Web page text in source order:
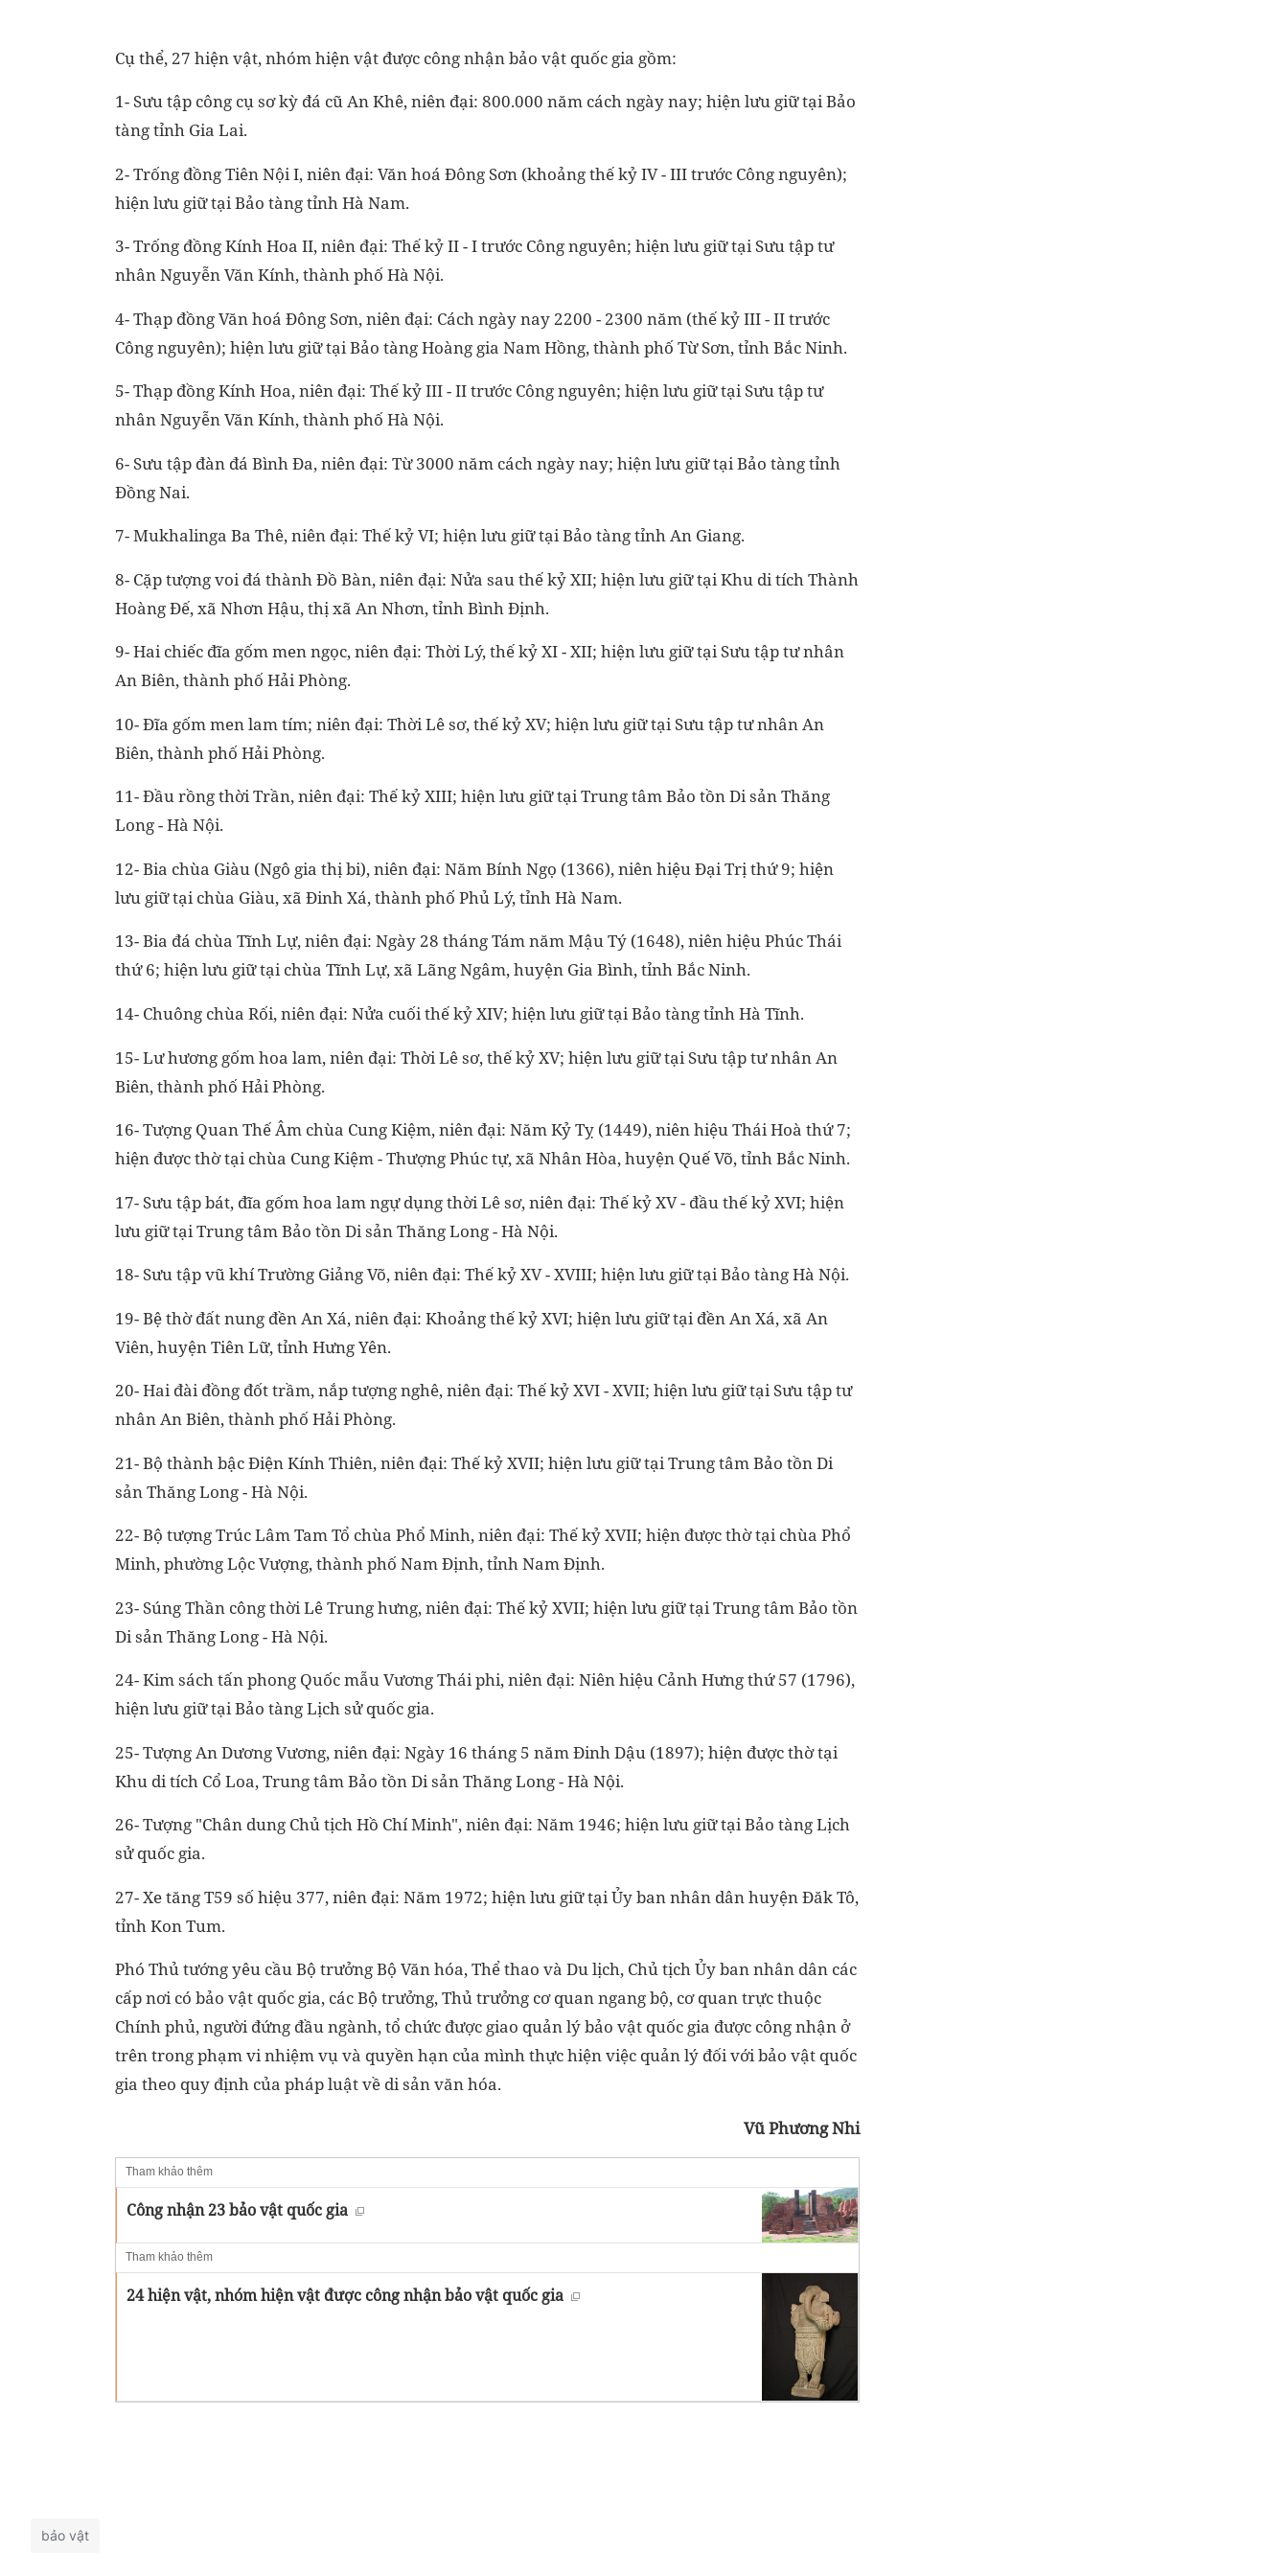
Cụ thể, 27 hiện vật, nhóm hiện vật được công nhận bảo vật quốc gia gồm:
1- Sưu tập công cụ sơ kỳ đá cũ An Khê, niên đại: 800.000 năm cách ngày nay; hiện lưu giữ tại Bảo
tàng tỉnh Gia Lai.
2- Trống đồng Tiên Nội I, niên đại: Văn hoá Đông Sơn (khoảng thế kỷ IV - III trước Công nguyên);
hiện lưu giữ tại Bảo tàng tỉnh Hà Nam.
3- Trống đồng Kính Hoa II, niên đại: Thế kỷ II - I trước Công nguyên; hiện lưu giữ tại Sưu tập tư
nhân Nguyễn Văn Kính, thành phố Hà Nội.
4- Thạp đồng Văn hoá Đông Sơn, niên đại: Cách ngày nay 2200 - 2300 năm (thế kỷ III - II trước
Công nguyên); hiện lưu giữ tại Bảo tàng Hoàng gia Nam Hồng, thành phố Từ Sơn, tỉnh Bắc Ninh.
5- Thạp đồng Kính Hoa, niên đại: Thế kỷ III - II trước Công nguyên; hiện lưu giữ tại Sưu tập tư
nhân Nguyễn Văn Kính, thành phố Hà Nội.
6- Sưu tập đàn đá Bình Đa, niên đại: Từ 3000 năm cách ngày nay; hiện lưu giữ tại Bảo tàng tỉnh
Đồng Nai.
7- Mukhalinga Ba Thê, niên đại: Thế kỷ VI; hiện lưu giữ tại Bảo tàng tỉnh An Giang.
8- Cặp tượng voi đá thành Đồ Bàn, niên đại: Nửa sau thế kỷ XII; hiện lưu giữ tại Khu di tích Thành
Hoàng Đế, xã Nhơn Hậu, thị xã An Nhơn, tỉnh Bình Định.
9- Hai chiếc đĩa gốm men ngọc, niên đại: Thời Lý, thế kỷ XI - XII; hiện lưu giữ tại Sưu tập tư nhân
An Biên, thành phố Hải Phòng.
10- Đĩa gốm men lam tím; niên đại: Thời Lê sơ, thế kỷ XV; hiện lưu giữ tại Sưu tập tư nhân An
Biên, thành phố Hải Phòng.
11- Đầu rồng thời Trần, niên đại: Thế kỷ XIII; hiện lưu giữ tại Trung tâm Bảo tồn Di sản Thăng
Long - Hà Nội.
12- Bia chùa Giàu (Ngô gia thị bi), niên đại: Năm Bính Ngọ (1366), niên hiệu Đại Trị thứ 9; hiện
lưu giữ tại chùa Giàu, xã Đinh Xá, thành phố Phủ Lý, tỉnh Hà Nam.
13- Bia đá chùa Tĩnh Lự, niên đại: Ngày 28 tháng Tám năm Mậu Tý (1648), niên hiệu Phúc Thái
thứ 6; hiện lưu giữ tại chùa Tĩnh Lự, xã Lãng Ngâm, huyện Gia Bình, tỉnh Bắc Ninh.
14- Chuông chùa Rối, niên đại: Nửa cuối thế kỷ XIV; hiện lưu giữ tại Bảo tàng tỉnh Hà Tĩnh.
15- Lư hương gốm hoa lam, niên đại: Thời Lê sơ, thế kỷ XV; hiện lưu giữ tại Sưu tập tư nhân An
Biên, thành phố Hải Phòng.
16- Tượng Quan Thế Âm chùa Cung Kiệm, niên đại: Năm Kỷ Tỵ (1449), niên hiệu Thái Hoà thứ 7;
hiện được thờ tại chùa Cung Kiệm - Thượng Phúc tự, xã Nhân Hòa, huyện Quế Võ, tỉnh Bắc Ninh.
17- Sưu tập bát, đĩa gốm hoa lam ngự dụng thời Lê sơ, niên đại: Thế kỷ XV - đầu thế kỷ XVI; hiện
lưu giữ tại Trung tâm Bảo tồn Di sản Thăng Long - Hà Nội.
18- Sưu tập vũ khí Trường Giảng Võ, niên đại: Thế kỷ XV - XVIII; hiện lưu giữ tại Bảo tàng Hà Nội.
19- Bệ thờ đất nung đền An Xá, niên đại: Khoảng thế kỷ XVI; hiện lưu giữ tại đền An Xá, xã An
Viên, huyện Tiên Lữ, tỉnh Hưng Yên.
20- Hai đài đồng đốt trầm, nắp tượng nghê, niên đại: Thế kỷ XVI - XVII; hiện lưu giữ tại Sưu tập tư
nhân An Biên, thành phố Hải Phòng.
21- Bộ thành bậc Điện Kính Thiên, niên đại: Thế kỷ XVII; hiện lưu giữ tại Trung tâm Bảo tồn Di
sản Thăng Long - Hà Nội.
22- Bộ tượng Trúc Lâm Tam Tổ chùa Phổ Minh, niên đại: Thế kỷ XVII; hiện được thờ tại chùa Phổ
Minh, phường Lộc Vượng, thành phố Nam Định, tỉnh Nam Định.
23- Súng Thần công thời Lê Trung hưng, niên đại: Thế kỷ XVII; hiện lưu giữ tại Trung tâm Bảo tồn
Di sản Thăng Long - Hà Nội.
24- Kim sách tấn phong Quốc mẫu Vương Thái phi, niên đại: Niên hiệu Cảnh Hưng thứ 57 (1796),
hiện lưu giữ tại Bảo tàng Lịch sử quốc gia.
25- Tượng An Dương Vương, niên đại: Ngày 16 tháng 5 năm Đinh Dậu (1897); hiện được thờ tại
Khu di tích Cổ Loa, Trung tâm Bảo tồn Di sản Thăng Long - Hà Nội.
26- Tượng "Chân dung Chủ tịch Hồ Chí Minh", niên đại: Năm 1946; hiện lưu giữ tại Bảo tàng Lịch
sử quốc gia.
27- Xe tăng T59 số hiệu 377, niên đại: Năm 1972; hiện lưu giữ tại Ủy ban nhân dân huyện Đăk Tô,
tỉnh Kon Tum.
Phó Thủ tướng yêu cầu Bộ trưởng Bộ Văn hóa, Thể thao và Du lịch, Chủ tịch Ủy ban nhân dân các
cấp nơi có bảo vật quốc gia, các Bộ trưởng, Thủ trưởng cơ quan ngang bộ, cơ quan trực thuộc
Chính phủ, người đứng đầu ngành, tổ chức được giao quản lý bảo vật quốc gia được công nhận ở
trên trong phạm vi nhiệm vụ và quyền hạn của mình thực hiện việc quản lý đối với bảo vật quốc
gia theo quy định của pháp luật về di sản văn hóa.
Vũ Phương Nhi
Tham khảo thêm
Công nhận 23 bảo vật quốc gia
Tham khảo thêm
24 hiện vật, nhóm hiện vật được công nhận bảo vật quốc gia
bảo vật